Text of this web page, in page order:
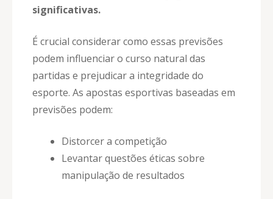
significativas.
É crucial considerar como essas previsões
podem influenciar o curso natural das
partidas e prejudicar a integridade do
esporte. As apostas esportivas baseadas em
previsões podem:
Distorcer a competição
Levantar questões éticas sobre
manipulação de resultados